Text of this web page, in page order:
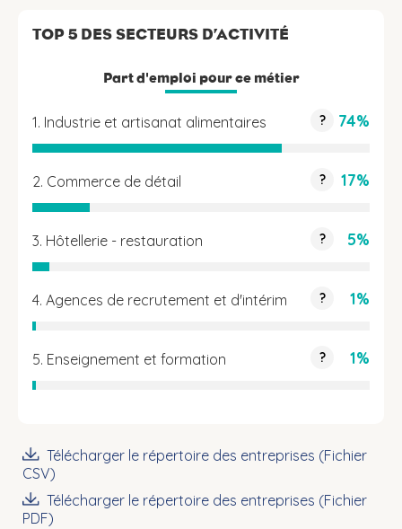
TOP 5 DES SECTEURS D’ACTIVITÉ
Part d'emploi pour ce métier
1. Industrie et artisanat alimentaires ? 74%
2. Commerce de détail ? 17%
3. Hôtellerie - restauration ? 5%
4. Agences de recrutement et d'intérim ? 1%
5. Enseignement et formation ? 1%
Télécharger le répertoire des entreprises (Fichier
CSV)
Télécharger le répertoire des entreprises (Fichier
PDF)